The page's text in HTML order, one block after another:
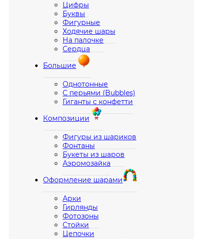
Цифры
Буквы
Фигурные
Ходячие шары
На палочке
Сердца
Большие
Однотонные
С перьями (Bubbles)
Гиганты с конфетти
Композиции
Фигуры из шариков
Фонтаны
Букеты из шаров
Аэромозайка
Оформление шарами
Арки
Гирлянды
Фотозоны
Стойки
Цепочки